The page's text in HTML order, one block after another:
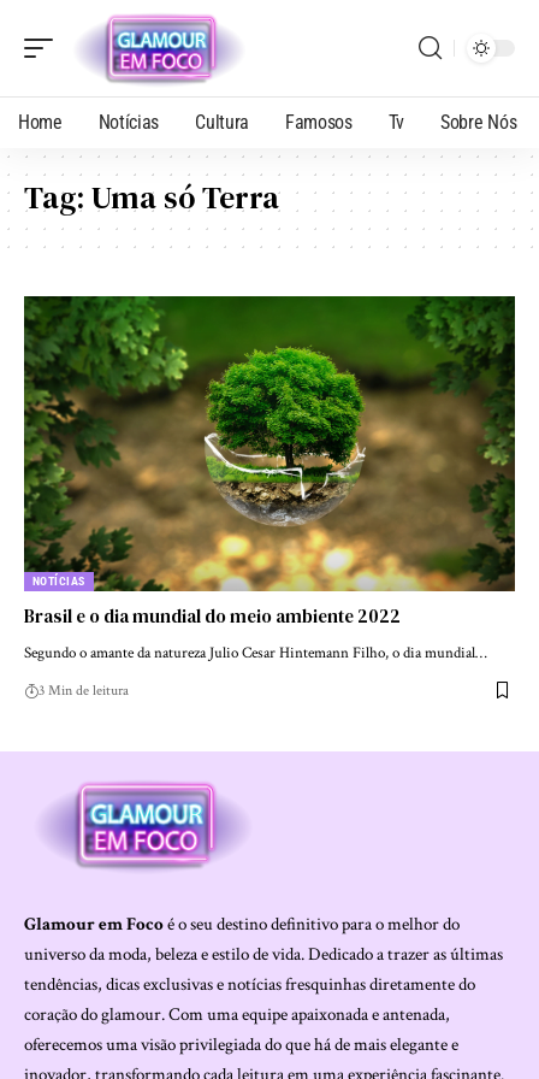
Home Notícias Cultura Famosos Tv Sobre Nós
Tag:Uma só Terra
NOTÍCIAS
Brasil e o dia mundial do meio ambiente 2022
Segundo o amante da natureza Julio Cesar Hintemann Filho, o dia mundial…
3 Min de leitura
Glamour em Focoé o seu destino definitivo para o melhor do
universo da moda, beleza e estilo de vida. Dedicado a trazer as últimas
tendências, dicas exclusivas e notícias fresquinhas diretamente do
coração do glamour. Com uma equipe apaixonada e antenada,
oferecemos uma visão privilegiada do que há de mais elegante e